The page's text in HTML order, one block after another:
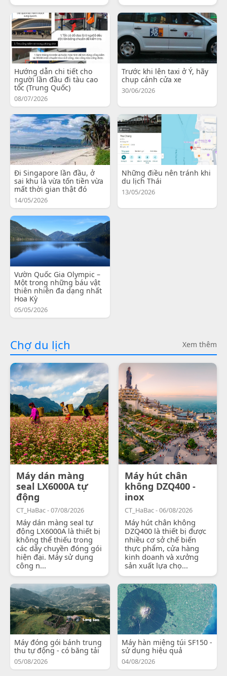
Hướng dẫn chi tiết cho
người lần đầu đi tàu cao
tốc (Trung Quốc)
08/07/2026
Trước khi lên taxi ở Ý, hãy
chụp cánh cửa xe
30/06/2026
Đi Singapore lần đầu, ở
sai khu là vừa tốn tiền vừa
mất thời gian thật đó
14/05/2026
Những điều nên tránh khi
du lịch Thái
13/05/2026
Vườn Quốc Gia Olympic –
Một trong những báu vật
thiên nhiên đa dạng nhất
Hoa Kỳ
05/05/2026
Chợ du lịch Xem thêm
Máy dán màng
seal LX6000A tự
động
CT_HaBac - 07/08/2026
Máy dán màng seal tự
động LX6000A là thiết bị
không thể thiếu trong
các dây chuyền đóng gói
hiện đại. Máy sử dụng
công n...
Máy hút chân
không DZQ400 -
inox
CT_HaBac - 06/08/2026
Máy hút chân không
DZQ400 là thiết bị được
nhiều cơ sở chế biến
thực phẩm, cửa hàng
kinh doanh và xưởng
sản xuất lựa chọ...
Máy đóng gói bánh trung
thu tự động - có băng tải
05/08/2026
Máy hàn miệng túi SF150 -
sử dụng hiệu quả
04/08/2026